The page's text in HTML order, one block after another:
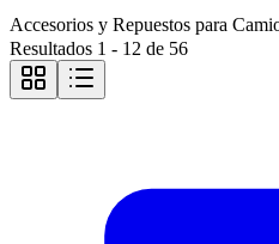
Accesorios y Repuestos para
Resultados 1 - 12 de 56